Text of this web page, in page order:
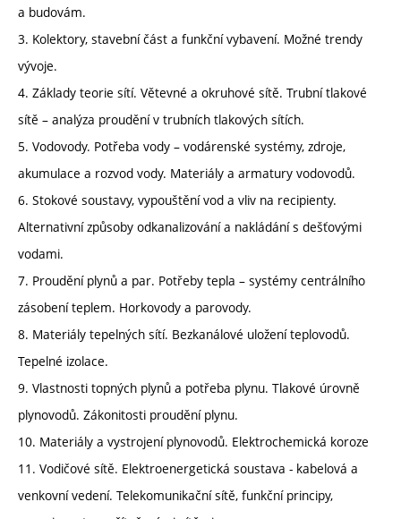
a budovám.
3. Kolektory, stavební část a funkční vybavení. Možné trendy
vývoje.
4. Základy teorie sítí. Větevné a okruhové sítě. Trubní tlakové
sítě – analýza proudění v trubních tlakových sítích.
5. Vodovody. Potřeba vody – vodárenské systémy, zdroje,
akumulace a rozvod vody. Materiály a armatury vodovodů.
6. Stokové soustavy, vypouštění vod a vliv na recipienty.
Alternativní způsoby odkanalizování a nakládání s dešťovými
vodami.
7. Proudění plynů a par. Potřeby tepla – systémy centrálního
zásobení teplem. Horkovody a parovody.
8. Materiály tepelných sítí. Bezkanálové uložení teplovodů.
Tepelné izolace.
9. Vlastnosti topných plynů a potřeba plynu. Tlakové úrovně
plynovodů. Zákonitosti proudění plynu.
10. Materiály a vystrojení plynovodů. Elektrochemická koroze
11. Vodičové sítě. Elektroenergetická soustava - kabelová a
venkovní vedení. Telekomunikační sítě, funkční principy,